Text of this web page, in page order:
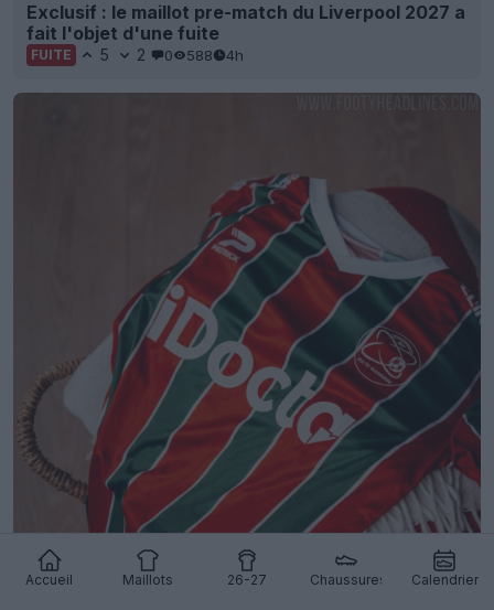
Accueil Maillots 26-27 Chaussures Calendrier
Exclusif : le maillot pre-match du Liverpool 2027 a
fait l'objet d'une fuite
FUITE 5 2 0 588 4h